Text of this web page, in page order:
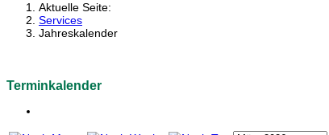
Aktuelle Seite:
Services
Jahreskalender
Terminkalender